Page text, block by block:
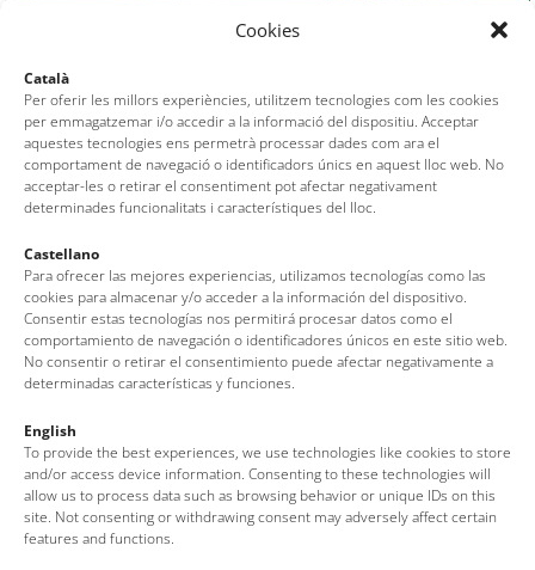
Cookies
Català
Per oferir les millors experiències, utilitzem tecnologies com les cookies
per emmagatzemar i/o accedir a la informació del dispositiu. Acceptar
aquestes tecnologies ens permetrà processar dades com ara el
comportament de navegació o identificadors únics en aquest lloc web. No
acceptar-les o retirar el consentiment pot afectar negativament
determinades funcionalitats i característiques del lloc.
Castellano
Para ofrecer las mejores experiencias, utilizamos tecnologías como las
cookies para almacenar y/o acceder a la información del dispositivo.
Consentir estas tecnologías nos permitirá procesar datos como el
comportamiento de navegación o identificadores únicos en este sitio web.
No consentir o retirar el consentimiento puede afectar negativamente a
determinadas características y funciones.
English
To provide the best experiences, we use technologies like cookies to store
and/or access device information. Consenting to these technologies will
allow us to process data such as browsing behavior or unique IDs on this
site. Not consenting or withdrawing consent may adversely affect certain
features and functions.
LES INCONTOURNABLES
que vous ne pouvez pas manquer à Tossa.